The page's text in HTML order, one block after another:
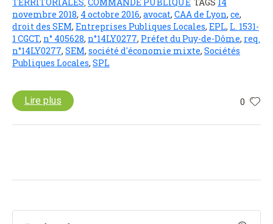
TERRITORIALES, COMMANDE PUBLIQUE TAGS 14
novembre 2018, 4 octobre 2016, avocat, CAA de Lyon, ce,
droit des SEM, Entreprises Publiques Locales, EPL, L. 1531-
1 CGCT, n° 405628, n°14LY0277, Préfet du Puy-de-Dôme, req.
n°14LY0277, SEM, société d'économie mixte, Sociétés
Publiques Locales, SPL
0
Lire plus